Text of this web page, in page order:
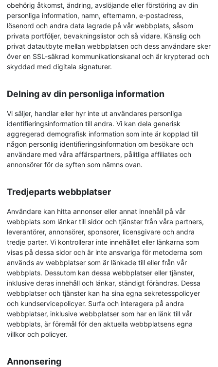
obehörig åtkomst, ändring, avslöjande eller förstöring av din
personliga information, namn, efternamn, e-postadress,
lösenord och andra data lagrade på vår webbplats, såsom
privata portföljer, bevakningslistor och så vidare. Känslig och
privat datautbyte mellan webbplatsen och dess användare sker
över en SSL-säkrad kommunikationskanal och är krypterad och
skyddad med digitala signaturer.
Delning av din personliga information
Vi säljer, handlar eller hyr inte ut användares personliga
identifieringsinformation till andra. Vi kan dela generisk
aggregerad demografisk information som inte är kopplad till
någon personlig identifieringsinformation om besökare och
användare med våra affärspartners, pålitliga affiliates och
annonsörer för de syften som nämns ovan.
Tredjeparts webbplatser
Användare kan hitta annonser eller annat innehåll på vår
webbplats som länkar till sidor och tjänster från våra partners,
leverantörer, annonsörer, sponsorer, licensgivare och andra
tredje parter. Vi kontrollerar inte innehållet eller länkarna som
visas på dessa sidor och är inte ansvariga för metoderna som
används av webbplatser som är länkade till eller från vår
webbplats. Dessutom kan dessa webbplatser eller tjänster,
inklusive deras innehåll och länkar, ständigt förändras. Dessa
webbplatser och tjänster kan ha sina egna sekretesspolicyer
och kundservicepolicyer. Surfa och interagera på andra
webbplatser, inklusive webbplatser som har en länk till vår
webbplats, är föremål för den aktuella webbplatsens egna
villkor och policyer.
Annonsering